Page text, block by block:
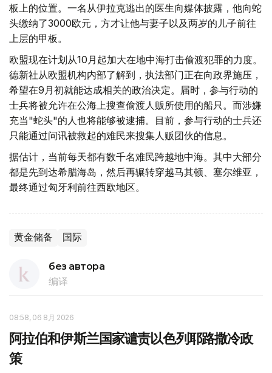
板上的位置。一名从伊拉克逃出的医生向媒体披露，他向蛇
头缴纳了3000欧元，方才让他与妻子以及两岁的儿子前往
上层的甲板。
欧盟现在计划从10月起加大在地中海打击偷渡犯罪的力度。
德新社从欧盟机构内部了解到，执法部门正在向政界施压，
希望在9月初就能达成相关的政治决定。届时，参与行动的
士兵将被允许在公海上搜查偷渡人贩所使用的船只。而涉嫌
充当"蛇头"的人也将能够被逮捕。目前，参与行动的士兵还
只能通过问讯被救起的难民来搜集人贩团伙的信息。
据估计，当前每天都有数千名难民跨越地中海。其中大部分
都是先到达希腊海岛，然后再辗转穿越马其顿、塞尔维亚，
最终通过匈牙利前往西欧地区。
黄金储备 国际
без автора
编译
08:58, 06 8月 2026
阿拉伯和伊斯兰国家谴责以色列耶路撒冷政
策